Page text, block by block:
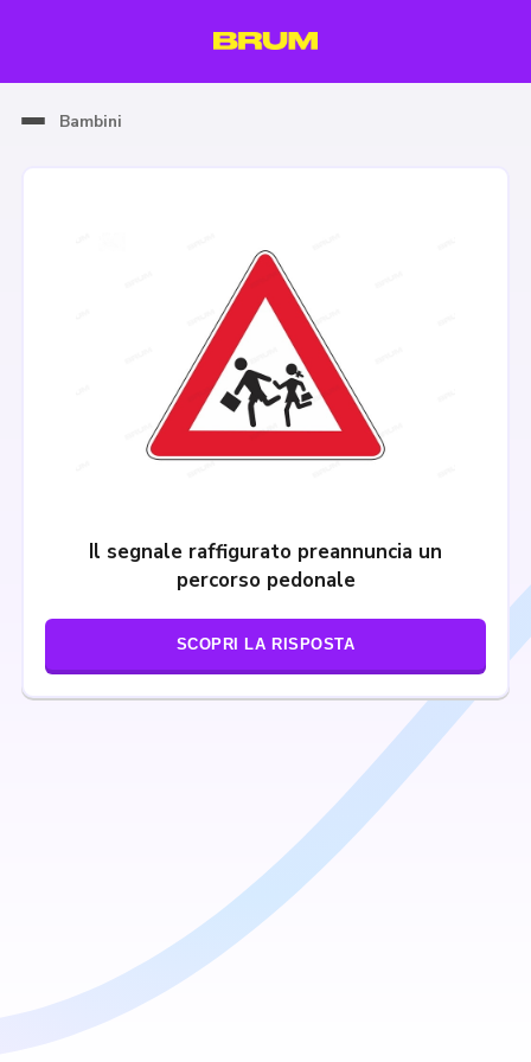
Bambini
Il segnale raffigurato preannuncia un
percorso pedonale
SCOPRI LA RISPOSTA